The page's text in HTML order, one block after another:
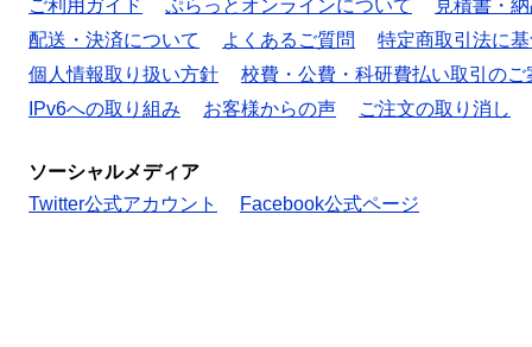
ご利用ガイド ぷらっとオンラインについて
見積書・
配送・決済について
よくあるご質問
特定商取引法に
個人情報取り扱い方針
校費・公費・科研費払い取引のご
IPv6への取り組み
お客様からの声 ご注文の取り消し
ソーシャルメディア
Twitter公式アカウント
Facebook公式ページ